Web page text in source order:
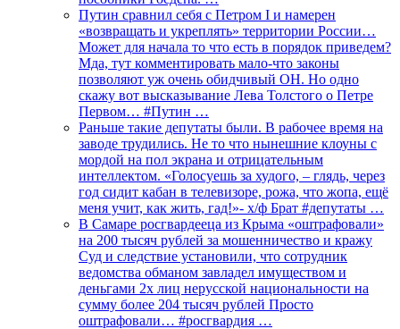
Путин сравнил себя с Петром I и намерен
«возвращать и укреплять» территории России…
Может для начала то что есть в порядок приведем?
Мда, тут комментировать мало-что законы
позволяют уж очень обидчивый ОН. Но одно
скажу вот высказывание Лева Толстого о Петре
Первом… #Путин …
Раньше такие депутаты были. В рабочее время на
заводе трудились. Не то что нынешние клоуны с
мордой на пол экрана и отрицательным
интеллектом. «Голосуешь за худого, – глядь, через
год сидит кабан в телевизоре, рожа, что жопа, ещё
меня учит, как жить, гад!»- х/ф Брат #депутаты …
В Самаре росгвардееца из Крыма «оштрафовали»
на 200 тысяч рублей за мошенничество и кражу
Суд и следствие установили, что сотрудник
ведомства обманом завладел имуществом и
деньгами 2х лиц нерусской национальности на
сумму более 204 тысяч рублей Просто
оштрафовали… #росгвардия …